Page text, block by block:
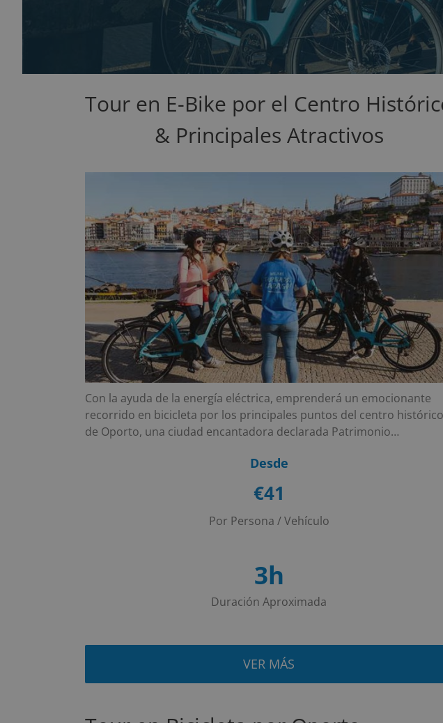
Tour en E-Bike por el Centro
& Principales Atractivos
Con la ayuda de la energía eléctrica, emprenderá un emocionante
recorrido en bicicleta por los principales puntos del centro histórico
de Oporto, una ciudad encantadora declarada Patrimonio…
Desde
€41
Por Persona / Vehículo
3h
Duración Aproximada
VER MÁS